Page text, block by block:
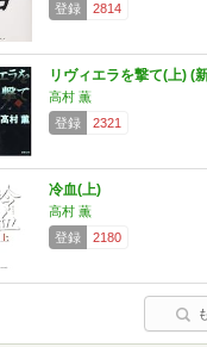
登録
2814
リヴィエラを撃て(上) (
高村 薫
登録
2321
冷血(上)
高村 薫
登録
2180